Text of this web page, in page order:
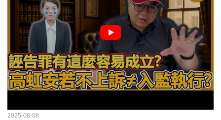
2025-08-08